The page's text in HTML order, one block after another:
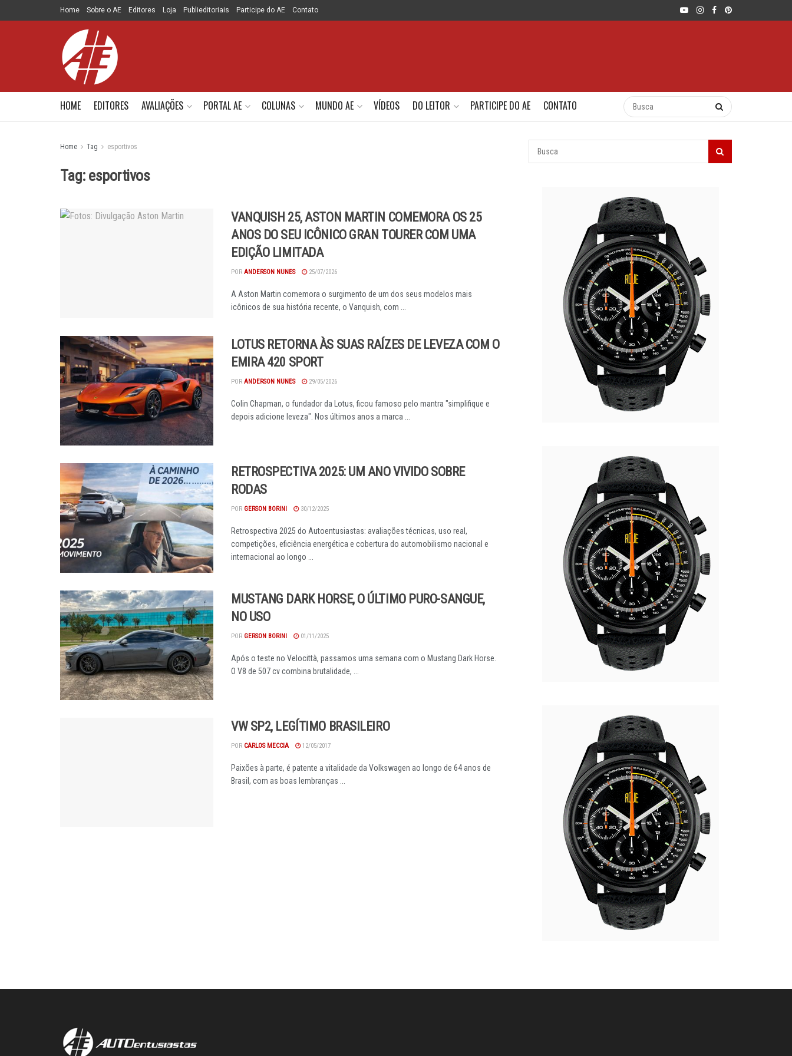
Home Sobre o AE Editores Loja Publieditoriais Participe do AE Contato
HOME EDITORES AVALIAÇÕES PORTAL AE COLUNAS MUNDO AE VÍDEOS DO LEITOR PARTICIPE DO AE CONTATO
Home Tag esportivos
Tag: esportivos
VANQUISH 25, ASTON MARTIN COMEMORA OS 25
ANOS DO SEU ICÔNICO GRAN TOURER COM UMA
EDIÇÃO LIMITADA
POR ANDERSON NUNES 25/07/2026
A Aston Martin comemora o surgimento de um dos seus modelos mais
icônicos de sua história recente, o Vanquish, com ...
LOTUS RETORNA ÀS SUAS RAÍZES DE LEVEZA COM O
EMIRA 420 SPORT
POR ANDERSON NUNES 29/05/2026
Colin Chapman, o fundador da Lotus, ficou famoso pelo mantra "simplifique e
depois adicione leveza". Nos últimos anos a marca ...
RETROSPECTIVA 2025: UM ANO VIVIDO SOBRE
RODAS
POR GERSON BORINI 30/12/2025
Retrospectiva 2025 do Autoentusiastas: avaliações técnicas, uso real,
competições, eficiência energética e cobertura do automobilismo nacional e
internacional ao longo ...
MUSTANG DARK HORSE, O ÚLTIMO PURO-SANGUE,
NO USO
POR GERSON BORINI 01/11/2025
Após o teste no Velocittà, passamos uma semana com o Mustang Dark Horse.
O V8 de 507 cv combina brutalidade, ...
VW SP2, LEGÍTIMO BRASILEIRO
POR CARLOS MECCIA 12/05/2017
Paixões à parte, é patente a vitalidade da Volkswagen ao longo de 64 anos de
Brasil, com as boas lembranças ...